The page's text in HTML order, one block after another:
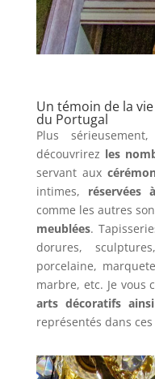
Un témoin de la
du Portugal
Plus
découvrirez les
servant aux
intimes, réservées
comme les autres
meublées.
dorures,
porcelaine,
marbre, etc. Je
arts décoratifs
représentés dans